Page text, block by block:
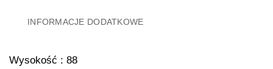
INFORMACJE DODATKOWE
Wysokość : 88